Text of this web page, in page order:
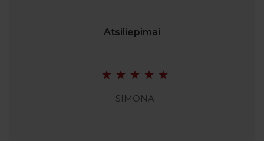
Atsiliepimai
SIMONA